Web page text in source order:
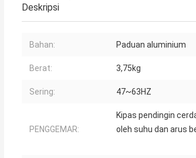
Deskripsi
Bahan: Paduan aluminium
Berat: 3,75kg
Sering: 47~63HZ
PENGGEMAR:
Kipas pendingin
oleh suhu dan arus